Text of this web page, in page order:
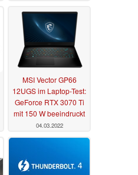
MSI Vector GP66
12UGS im Laptop-Test:
GeForce RTX 3070 Ti
mit 150 W beeindruckt
04.03.2022